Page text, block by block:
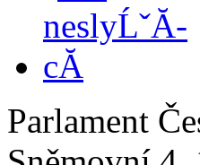
Parlament